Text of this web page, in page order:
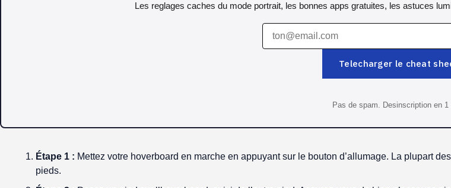
Les reglages caches du mode portrait, les bonnes apps gratuites, les astuces
Telecharger le cheat
Pas de spam. Desinscription en 1
Étape 1 : Mettez votre hoverboard en marche en appuyant sur le bouton d’allumage. La plupart
pieds.